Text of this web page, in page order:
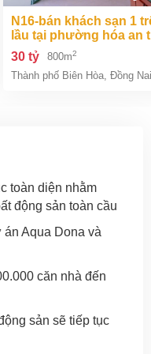
n16-bán khách sạn 1 trệt 2
lầu tại phường hóa an
biên hòa dt 800m2 giá
30 tỷ 800m2
Thành phố Biên Hòa, Đồng Nai
toàn diện nhằm
động sản toàn cầu
Aqua Dona và
căn nhà đến
sản sẽ tiếp tục